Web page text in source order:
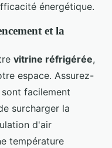
énergétique.
et la
vitrine réfrigérée,
espace. Assurez-
facilement
surcharger la
d'air
température